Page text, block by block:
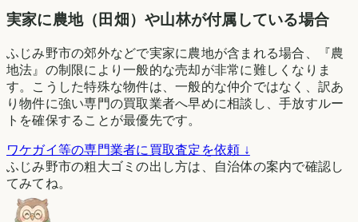
実家に農地（田畑）や山林が付属している場合
ふじみ野市の郊外などで実家に農地が含まれる場合、『農
地法』の制限により一般的な売却が非常に難しくなりま
す。こうした特殊な物件は、一般的な仲介ではなく、訳あ
り物件に強い専門の買取業者へ早めに相談し、手放すルー
トを確保することが最優先です。
ワケガイ等の専門業者に買取査定を依頼 ↓
ふじみ野市の粗大ゴミの出し方は、自治体の案内で確認し
てみてね。